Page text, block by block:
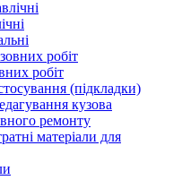
робіт
(підкладки)
кузова
ремонту
матеріали для